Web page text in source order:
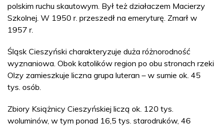
polskim ruchu skautowym. Był też działaczem Macierzy
Szkolnej. W 1950 r. przeszedł na emeryturę. Zmarł w
1957 r.
Śląsk Cieszyński charakteryzuje duża różnorodność
wyznaniowa. Obok katolików region po obu stronach rzeki
Olzy zamieszkuje liczna grupa luteran – w sumie ok. 45
tys. osób.
Zbiory Książnicy Cieszyńskiej liczą ok. 120 tys.
woluminów, w tym ponad 16,5 tys. starodruków, 46